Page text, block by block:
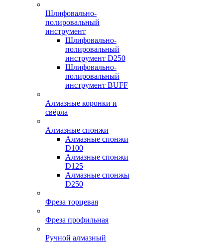
Шлифовально-
полировальный
инструмент
Шлифовально-
полировальный
инструмент D250
Шлифовально-
полировальный
инструмент BUFF
Алмазные коронки и
свёрла
Алмазные спонжи
Алмазные спонжи
D100
Алмазные спонжи
D125
Алмазные спонжы
D250
Фреза торцевая
Фреза профильная
Ручной алмазный